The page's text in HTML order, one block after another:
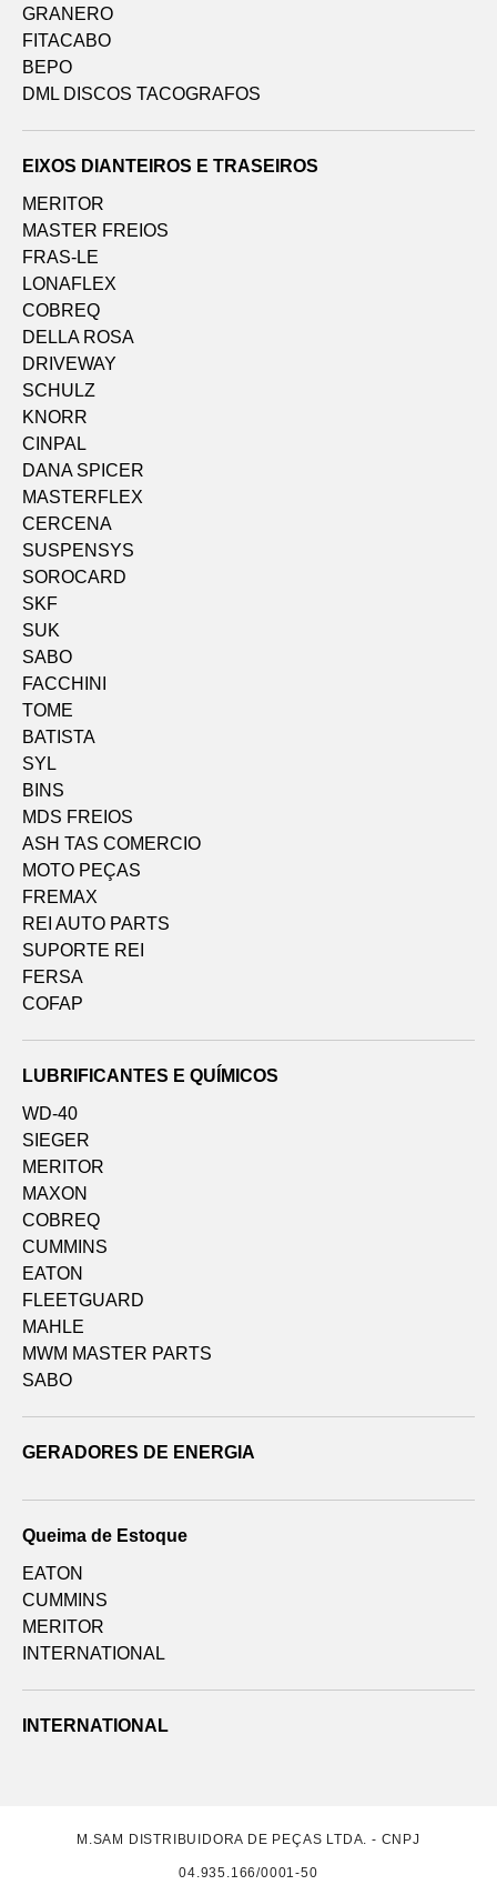
GRANERO
FITACABO
BEPO
DML DISCOS TACOGRAFOS
EIXOS DIANTEIROS E TRASEIROS
MERITOR
MASTER FREIOS
FRAS-LE
LONAFLEX
COBREQ
DELLA ROSA
DRIVEWAY
SCHULZ
KNORR
CINPAL
DANA SPICER
MASTERFLEX
CERCENA
SUSPENSYS
SOROCARD
SKF
SUK
SABO
FACCHINI
TOME
BATISTA
SYL
BINS
MDS FREIOS
ASH TAS COMERCIO
MOTO PEÇAS
FREMAX
REI AUTO PARTS
SUPORTE REI
FERSA
COFAP
LUBRIFICANTES E QUÍMICOS
WD-40
SIEGER
MERITOR
MAXON
COBREQ
CUMMINS
EATON
FLEETGUARD
MAHLE
MWM MASTER PARTS
SABO
GERADORES DE ENERGIA
Queima de Estoque
EATON
CUMMINS
MERITOR
INTERNATIONAL
INTERNATIONAL
M.SAM DISTRIBUIDORA DE PEÇAS LTDA. - CNPJ
04.935.166/0001-50